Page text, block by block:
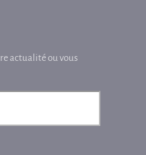
actualité ou vous